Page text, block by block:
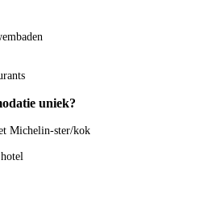
uniek?
Michelin-ster/kok